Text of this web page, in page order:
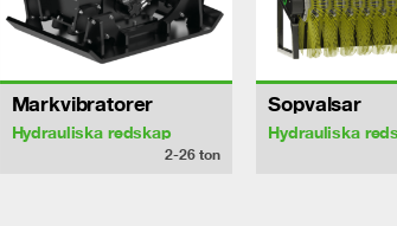
Markvibratorer
Hydrauliska redskap
2-26ton
Sopvalsar
Hydrauliska